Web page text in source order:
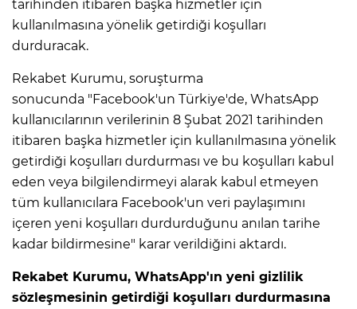
tarihinden itibaren başka hizmetler için
kullanılmasına yönelik getirdiği koşulları
durduracak.
Rekabet Kurumu, soruşturma
sonucunda "Facebook'un Türkiye'de, WhatsApp
kullanıcılarının verilerinin 8 Şubat 2021 tarihinden
itibaren başka hizmetler için kullanılmasına yönelik
getirdiği koşulları durdurması ve bu koşulları kabul
eden veya bilgilendirmeyi alarak kabul etmeyen
tüm kullanıcılara Facebook'un veri paylaşımını
içeren yeni koşulları durdurduğunu anılan tarihe
kadar bildirmesine" karar verildiğini aktardı.
Rekabet Kurumu, WhatsApp'ın yeni gizlilik
sözleşmesinin getirdiği koşulları durdurmasına